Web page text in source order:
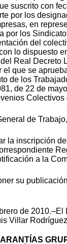
suscrito con
por los
en
por los
del
lo dispuesto
Real Decreto
el que se
de los
de 22 de
Colectivos
de
la inscripción
a la
su
de 2010.–El
Villar